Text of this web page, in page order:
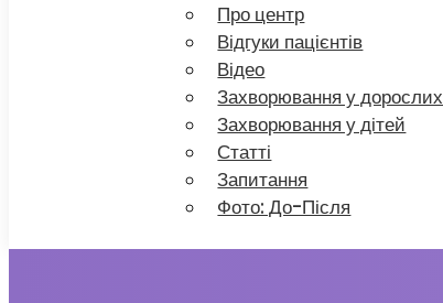
Про центр
Відгуки пацієнтів
Відео
Захворювання у дорослих
Захворювання у дітей
Статті
Запитання
Фото: До-Після